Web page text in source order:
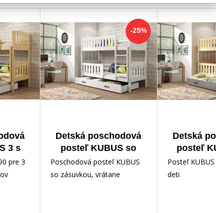
3 s
cm,
pre 3
-25%
Detská poschodová
posteľ KUBUS so
zásuvkou 90x190 cm,
vrátane matracov,
Poschodová posteľ KUBUS
so zásuvkou, vrátane
Detská
posteľ
prístelkou
Posteľ
deti